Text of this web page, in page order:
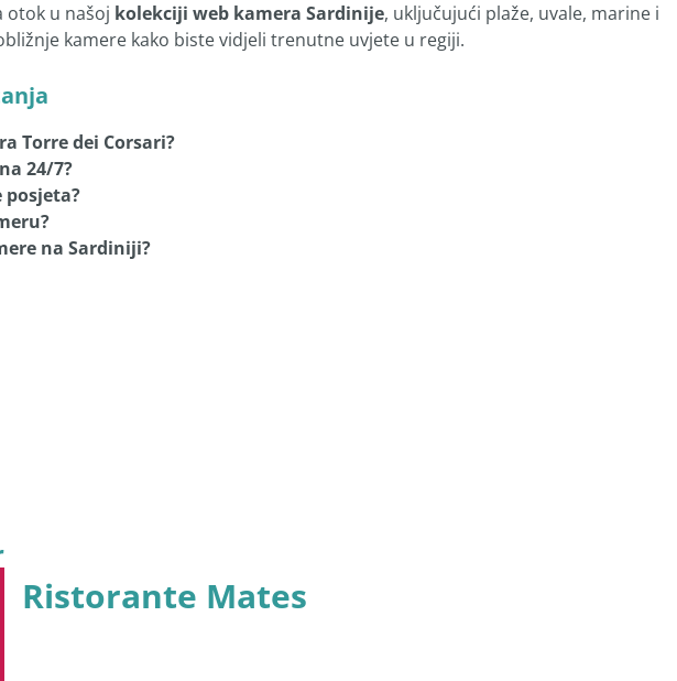
otok u našoj kolekciji web kamera Sardinije, uključujući plaže, uvale, marine i
kamere kako biste vidjeli trenutne uvjete u regiji.
Torre dei Corsari?
24/7?
na Sardiniji?
Ristorante Mates